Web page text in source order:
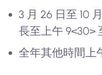
3 月 26 日至 10
長至上午 9<30>
全年其他時間上